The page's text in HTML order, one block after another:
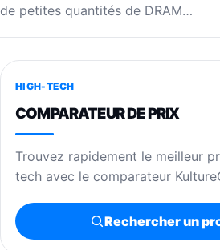
de petites quantités de DRAM…
HIGH-TECH
COMPARATEUR DE PRIX
Trouvez rapidement le meilleur
tech avec le comparateur
Rechercher un